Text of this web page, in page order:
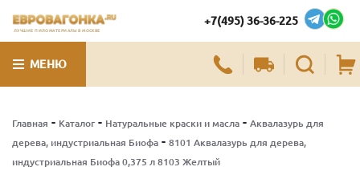
ЛУЧШИЕ ПИЛОМАТЕРИАЛЫ В МОСКВЕ
+7(495) 36-36-225
МЕНЮ
Главная - Каталог - Натуральные краски и масла - Аквалазурь для
дерева, индустриальная Биофа - 8101 Аквалазурь для дерева,
индустриальная Биофа 0,375 л 8103 Желтый